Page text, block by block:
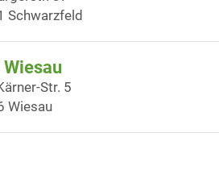
Schwarzfeld
Wiesau
Str. 5
Wiesau